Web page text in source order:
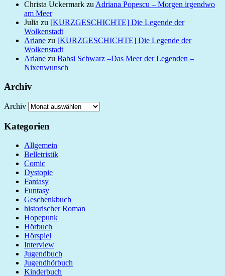
Christa Uckermark zu Adriana Popescu – Morgen irgendwo
am Meer
Julia zu [KURZGESCHICHTE] Die Legende der
Wolkenstadt
Ariane zu [KURZGESCHICHTE] Die Legende der
Wolkenstadt
Ariane zu Babsi Schwarz –Das Meer der Legenden –
Nixenwunsch
Archiv
Archiv
Kategorien
Allgemein
Belletristik
Comic
Dystopie
Fantasy
Funtasy
Geschenkbuch
historischer Roman
Hopepunk
Hörbuch
Hörspiel
Interview
Jugendbuch
Jugendhörbuch
Kinderbuch